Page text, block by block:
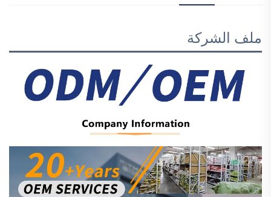
ملف الشركة